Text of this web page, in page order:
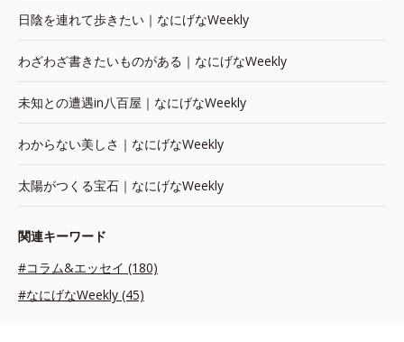
日陰を連れて歩きたい｜なにげなWeekly
わざわざ書きたいものがある｜なにげなWeekly
未知との遭遇in八百屋｜なにげなWeekly
わからない美しさ｜なにげなWeekly
太陽がつくる宝石｜なにげなWeekly
関連キーワード
#コラム&エッセイ (180)
#なにげなWeekly (45)